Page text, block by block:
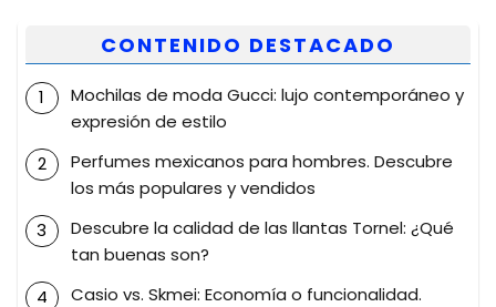
CONTENIDO DESTACADO
Mochilas de moda Gucci: lujo contemporáneo y
expresión de estilo
Perfumes mexicanos para hombres. Descubre
los más populares y vendidos
Descubre la calidad de las llantas Tornel: ¿Qué
tan buenas son?
Casio vs. Skmei: Economía o funcionalidad.